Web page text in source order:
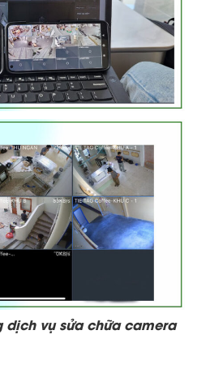
dịch vụ sửa chữa camera